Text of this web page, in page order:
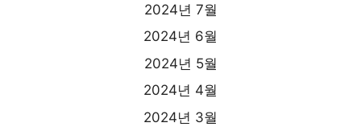
2024년 7월
2024년 6월
2024년 5월
2024년 4월
2024년 3월